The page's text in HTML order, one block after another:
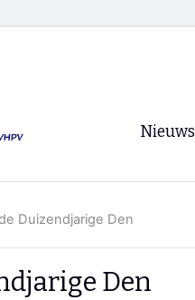
Nieuws
Duizendjarige Den
Den